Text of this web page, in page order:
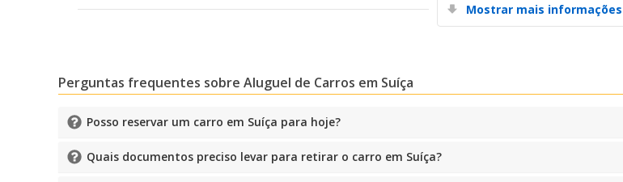
Mostrar mais informações
Perguntas frequentes sobre Aluguel de Carros em Suíça
Posso reservar um carro em Suíça para hoje?
Quais documentos preciso levar para retirar o carro em Suíça?Aceda a ofertas exclusivas dos nossos